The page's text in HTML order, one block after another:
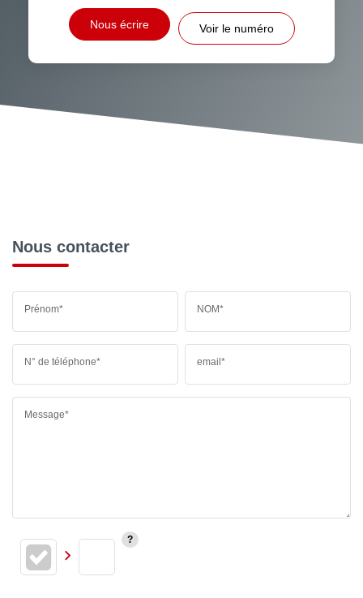
Nous écrire Voir le numéro
Nous contacter
Prénom* NOM*
N° de téléphone* email*
Message*